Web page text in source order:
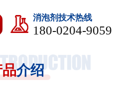
消泡剂技术热线
180-0204-9059
介绍